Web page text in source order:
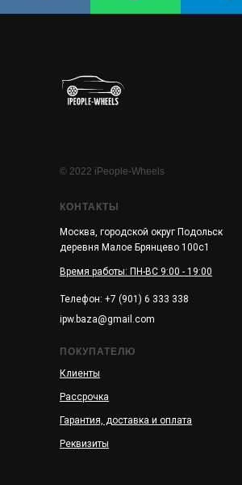
КОНТАКТЫ
Москва, городской округ Подольск
деревня Малое Брянцево 100с1
ipw.baza@gmail.com
Гарантия, доставка и оплата
Рассрочка
Клиенты
Реквизиты
ПОКУПАТЕЛЮ
© 2022 iPeople-Wheels
Телефон: +7 (901) 6 333 338
Время работы: ПН-ВС 9:00 - 19:00